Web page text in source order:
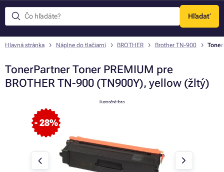
Hľadať
Menu
Hlavná stránka Náplne do tlačiarní BROTHER Brother TN-900
TonerPartner Toner PREMIUM pre
BROTHER TN-900 (TN900Y), yellow (žltý)
- 28%
ilustračné foto